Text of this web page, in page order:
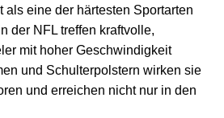
als eine der härtesten Sportarten
der NFL treffen kraftvolle,
mit hoher Geschwindigkeit
und Schulterpolstern wirken sie
und erreichen nicht nur in den